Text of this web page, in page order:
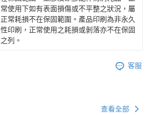
常使用下如有表面損傷或不平整之狀況，屬
正常耗損不在保固範圍。產品印刷為非永久
性印刷，正常使用之耗損或剝落亦不在保固
之列。
客服
查看全部